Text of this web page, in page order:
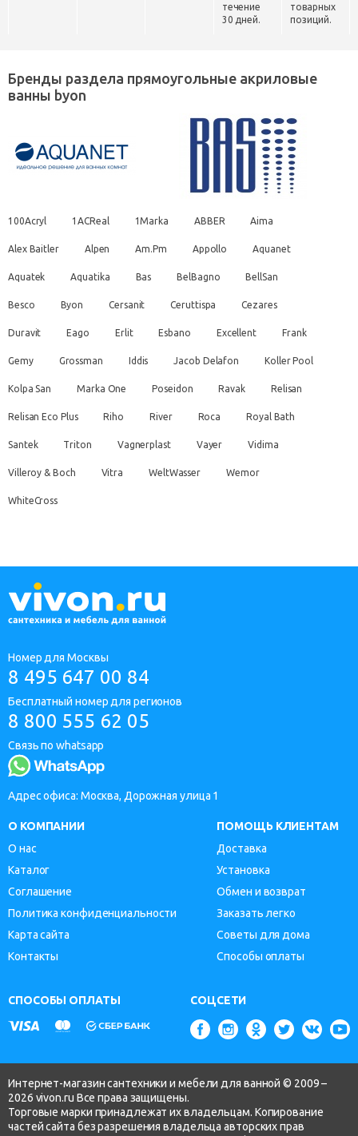
течение
30 дней.
товарных
позиций.
Бренды раздела прямоугольные акриловые
ванны byon
100Acryl 1ACReal 1Marka ABBER Aima
Alex Baitler Alpen Am.Pm Appollo Aquanet
Aquatek Aquatika Bas BelBagno BellSan
Besco Byon Cersanit Ceruttispa Cezares
Duravit Eago Erlit Esbano Excellent Frank
Gemy Grossman Iddis Jacob Delafon Koller Pool
Kolpa San Marka One Poseidon Ravak Relisan
Relisan Eco Plus Riho River Roca Royal Bath
Santek Triton Vagnerplast Vayer Vidima
Villeroy & Boch Vitra WeltWasser Wemor
WhiteCross
Номер для Москвы
8 495 647 00 84
Бесплатный номер для регионов
8 800 555 62 05
Связь по whatsapp
Адрес офиса: Москва, Дорожная улица 1
О КОМПАНИИ
О нас
Каталог
Соглашение
Политика конфиденциальности
Карта сайта
Контакты
ПОМОЩЬ КЛИЕНТАМ
Доставка
Установка
Обмен и возврат
Заказать легко
Советы для дома
Способы оплаты
СПОСОБЫ ОПЛАТЫ СОЦСЕТИ
Интернет-магазин сантехники и мебели для ванной © 2009 –
2026 vivon.ru Все права защищены.
Торговые марки принадлежат их владельцам. Копирование
частей сайта без разрешения владельца авторских прав